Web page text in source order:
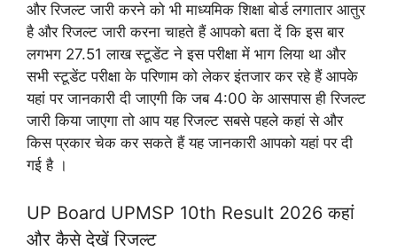
और रिजल्ट जारी करने को भी माध्यमिक शिक्षा बोर्ड लगातार आतुर
है और रिजल्ट जारी करना चाहते हैं आपको बता दें कि इस बार
लगभग 27.51 लाख स्टूडेंट ने इस परीक्षा में भाग लिया था और
सभी स्टूडेंट परीक्षा के परिणाम को लेकर इंतजार कर रहे हैं आपके
यहां पर जानकारी दी जाएगी कि जब 4:00 के आसपास ही रिजल्ट
जारी किया जाएगा तो आप यह रिजल्ट सबसे पहले कहां से और
किस प्रकार चेक कर सकते हैं यह जानकारी आपको यहां पर दी
गई है ।
UP Board UPMSP 10th Result 2026 कहां
और कैसे देखें रिजल्ट